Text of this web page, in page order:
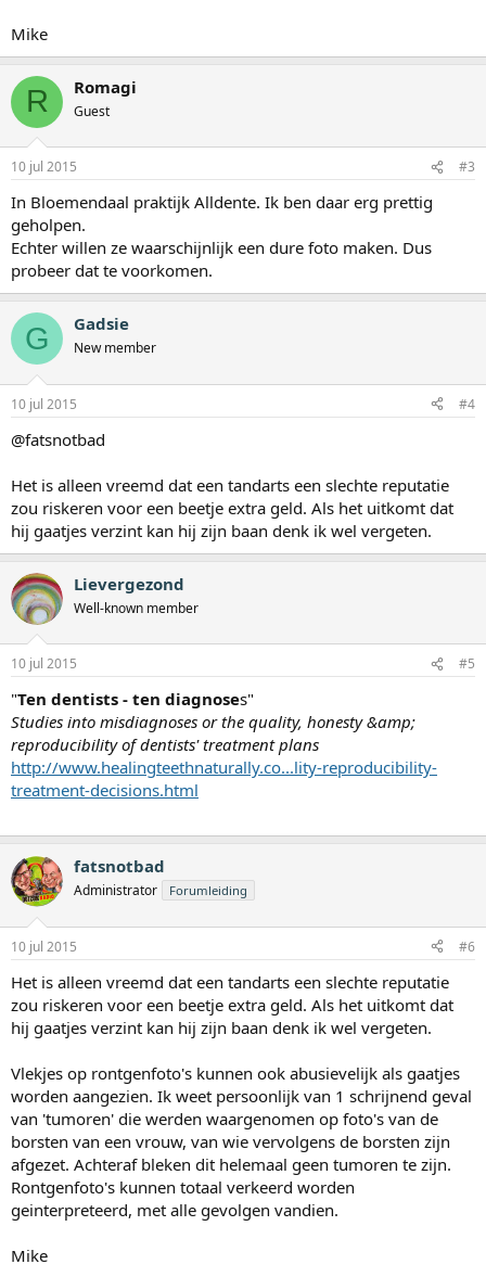
Mike
R Romagi
Guest
10 jul 2015 #3
In Bloemendaal praktijk Alldente. Ik ben daar erg prettig
geholpen.
Echter willen ze waarschijnlijk een dure foto maken. Dus
probeer dat te voorkomen.
G Gadsie
New member
10 jul 2015 #4
@fatsnotbad
Het is alleen vreemd dat een tandarts een slechte reputatie
zou riskeren voor een beetje extra geld. Als het uitkomt dat
hij gaatjes verzint kan hij zijn baan denk ik wel vergeten.
Lievergezond
Well-known member
10 jul 2015 #5
"Ten dentists - ten diagnoses"
Studies into misdiagnoses or the quality, honesty &amp;
reproducibility of dentists' treatment plans
http://www.healingteethnaturally.co...lity-reproducibility-
treatment-decisions.html
fatsnotbad
Administrator Forumleiding
10 jul 2015 #6
Het is alleen vreemd dat een tandarts een slechte reputatie
zou riskeren voor een beetje extra geld. Als het uitkomt dat
hij gaatjes verzint kan hij zijn baan denk ik wel vergeten.
Vlekjes op rontgenfoto's kunnen ook abusievelijk als gaatjes
worden aangezien. Ik weet persoonlijk van 1 schrijnend geval
van 'tumoren' die werden waargenomen op foto's van de
borsten van een vrouw, van wie vervolgens de borsten zijn
afgezet. Achteraf bleken dit helemaal geen tumoren te zijn.
Rontgenfoto's kunnen totaal verkeerd worden
geinterpreteerd, met alle gevolgen vandien.
Mike